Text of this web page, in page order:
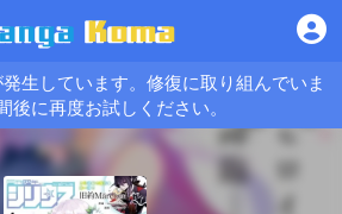
生しています。修復に取り組んでいま
後に再度お試しください。